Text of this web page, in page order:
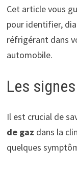
Cet article vous
pour identifier,
réfrigérant dans
automobile.
Les
Il est crucial de
de gaz dans la
quelques